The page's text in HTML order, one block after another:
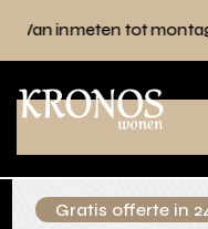
montage geregeld
Gratis offerte in